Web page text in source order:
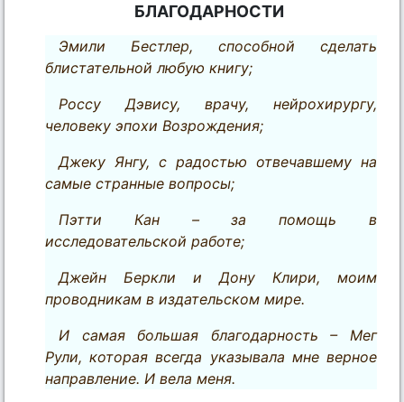
БЛАГОДАРНОСТИ
Эмили Бестлер, способной сделать
блистательной любую книгу;
Россу Дэвису, врачу, нейрохирургу,
человеку эпохи Возрождения;
Джеку Янгу, с радостью отвечавшему на
самые странные вопросы;
Пэтти Кан – за помощь в
исследовательской работе;
Джейн Беркли и Дону Клири, моим
проводникам в издательском мире.
И самая большая благодарность – Мег
Рули, которая всегда указывала мне верное
направление. И вела меня.